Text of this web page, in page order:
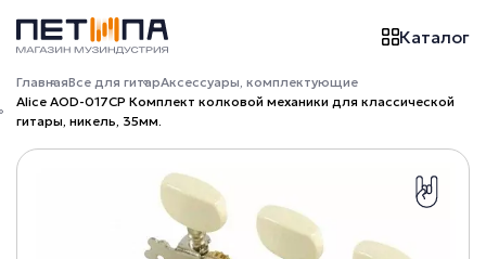
Каталог
ГлавнаяВсе для гитарАксессуары, комплектующие
Alice AOD-017CP Комплект колковой механики для классической
гитары, никель, 35мм.